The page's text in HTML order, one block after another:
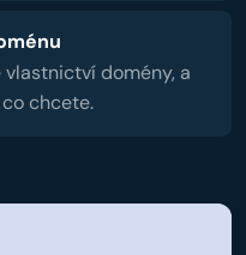
domény, a
chcete.